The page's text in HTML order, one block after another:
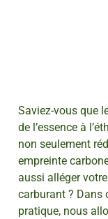
Saviez-vous que
de l’essence à
non seulement
empreinte
aussi alléger
carburant ? Dans
pratique, nous